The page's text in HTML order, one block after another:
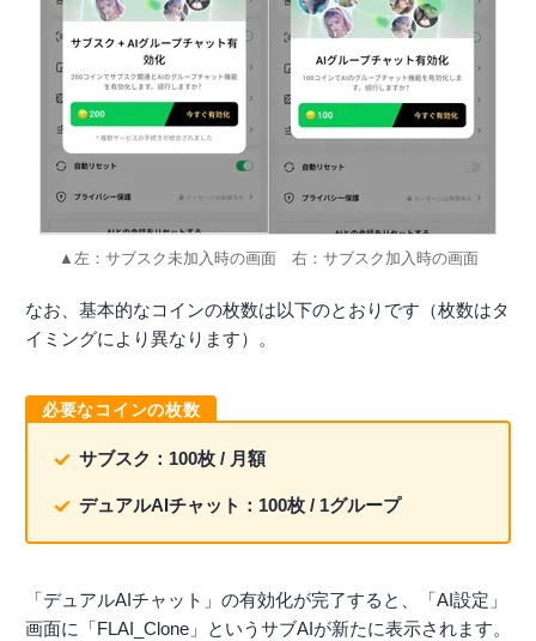
▲左：サブスク未加入時の画面 右：サブスク加入時の画面
なお、基本的なコインの枚数は以下のとおりです（枚数はタ
イミングにより異なります）。
必要なコインの枚数
サブスク：100枚 / 月額
デュアルAIチャット：100枚 / 1グループ
「デュアルAIチャット」の有効化が完了すると、「AI設定」
画面に「FLAI_Clone」というサブAIが新たに表示されます。